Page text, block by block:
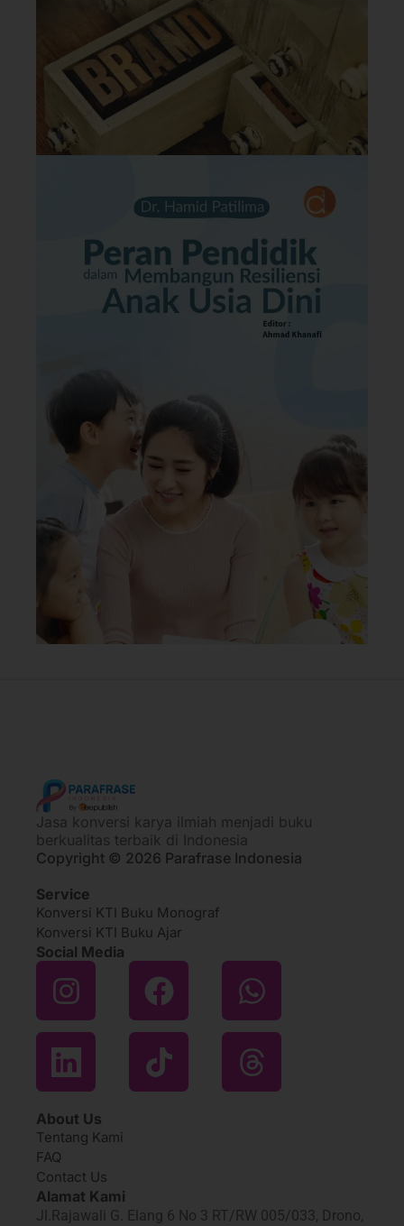
Jasa konversi karya ilmiah menjadi buku
berkualitas terbaik di Indonesia
Copyright © 2026 Parafrase Indonesia
Service
Konversi KTI Buku Monograf
Konversi KTI Buku Ajar
Social Media
About Us
Tentang Kami
FAQ
Contact Us
Alamat Kami
Jl.Rajawali G. Elang 6 No 3 RT/RW 005/033, Drono,